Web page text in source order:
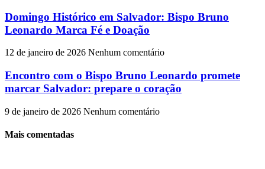
Domingo Histórico em Salvador: Bispo Bruno
Leonardo Marca Fé e Doação
12 de janeiro de 2026 Nenhum comentário
Encontro com o Bispo Bruno Leonardo promete
marcar Salvador: prepare o coração
9 de janeiro de 2026 Nenhum comentário
Mais comentadas